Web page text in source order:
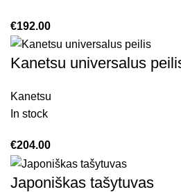
€192.00
Kanetsu universalus
Kanetsu
In stock
€204.00
Japoniškas tašytuvas